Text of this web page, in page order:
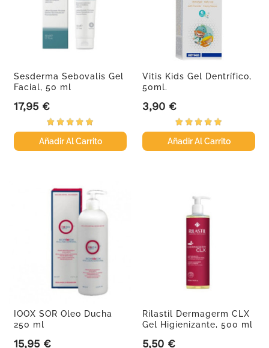
Sesderma Sebovalis Gel
Facial, 50 ml
Precio
17,95 €
Añadir Al Carrito
Vitis Kids Gel Dentrífico,
50ml.
Precio
3,90 €
Añadir Al Carrito
IOOX SOR Oleo Ducha
250 ml
Precio
15,95 €
Rilastil Dermagerm CLX
Gel Higienizante, 500 ml
Precio
5,50 €